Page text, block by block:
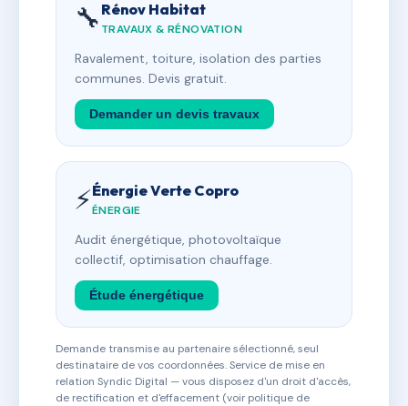
🔧 Rénov Habitat
TRAVAUX & RÉNOVATION
Ravalement, toiture, isolation des parties
communes. Devis gratuit.
Demander un devis travaux
⚡Énergie Verte Copro
ÉNERGIE
Audit énergétique, photovoltaïque
collectif, optimisation chauffage.
Étude énergétique
Demande transmise au partenaire sélectionné, seul
destinataire de vos coordonnées. Service de mise en
relation Syndic Digital — vous disposez d'un droit d'accès,
de rectification et d'effacement (voir politique de